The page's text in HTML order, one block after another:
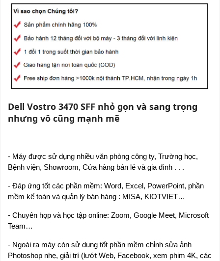
Dell Vostro 3470 SFF nhỏ gọn và sang trọng
nhưng vô cũng mạnh mẽ
- Máy được sử dụng nhiều văn phòng công ty, Trường học,
Bệnh viện, Showroom, Cửa hàng bán lẻ và gia đình . . .
- Đáp ứng tốt các phần mềm: Word, Excel, PowerPoint, phần
mềm kế toán và quản lý bán hàng : MISA, KIOTVIET…
- Chuyên họp và học tập online: Zoom, Google Meet, Microsoft
Team…
- Ngoài ra máy còn sử dụng tốt phần mềm chỉnh sửa ảnh
Photoshop nhẹ, giải trí (lướt Web, Facebook, xem phim 4K, các